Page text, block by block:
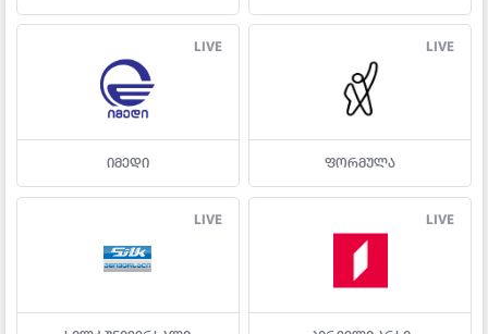
LIVE
იმედი
LIVE
ფორმულა
LIVE LIVE